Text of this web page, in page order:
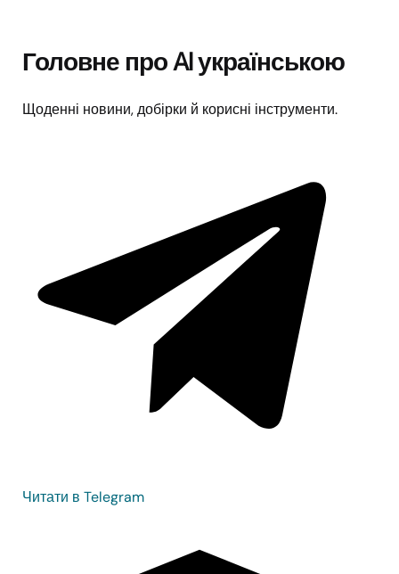
Головне про AI українською
Щоденні новини, добірки й корисні інструменти.
Читати в Telegram